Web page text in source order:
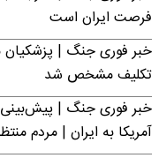
فرصت ایران است
خبر فوری جنگ | پزشکیان
تکلیف مشخص شد
خبر فوری جنگ | پیش‌بینی
آمریکا به ایران | مردم